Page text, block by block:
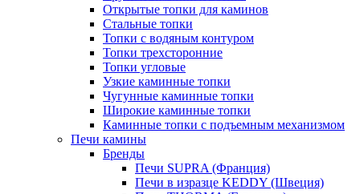
Открытые топки для каминов
Стальные топки
Топки с водяным контуром
Топки трехсторонние
Топки угловые
Узкие каминные топки
Чугунные каминные топки
Широкие каминные топки
Каминные топки с подъемным механизмом
Печи камины
Бренды
Печи SUPRA (Франция)
Печи в изразце KEDDY (Швеция)